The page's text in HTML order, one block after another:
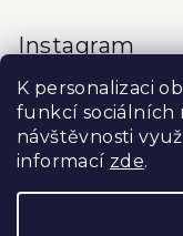
K personalizaci
funkcí sociálních
návštěvnosti
informací zde.
Instagram
Sledovat